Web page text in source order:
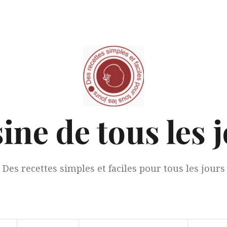
de tous les
Des recettes simples et faciles pour tous les jours